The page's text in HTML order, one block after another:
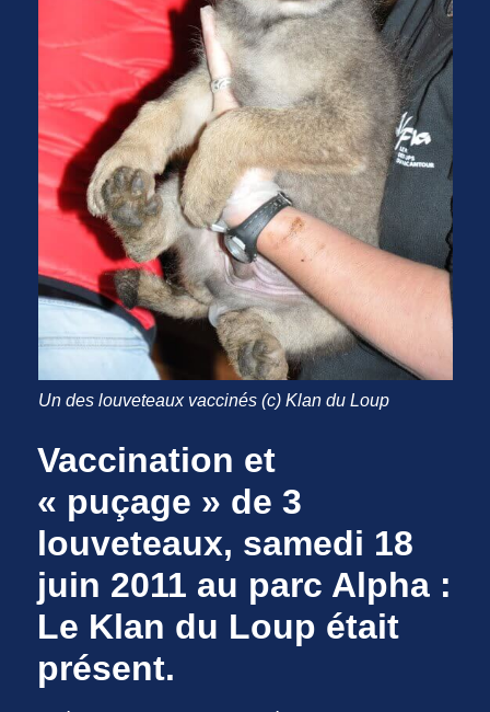
Un des louveteaux vaccinés (c) Klan du Loup
Vaccination et
« puçage » de 3
louveteaux, samedi 18
juin 2011 au parc Alpha :
Le Klan du Loup était
présent.